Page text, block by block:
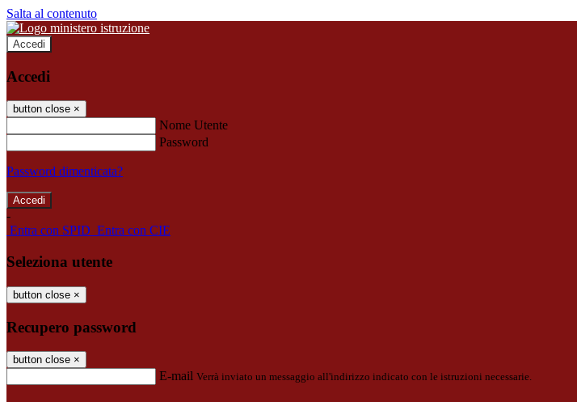
Salta al contenuto
Accedi
Accedi
button close ×
Nome Utente
Password
Password dimenticata?
-
Entra con SPID Entra con CIE
Seleziona utente
button close ×
Recupero password
button close ×
E-mail Verrà inviato un messaggio all'indirizzo indicato con le istruzioni necessarie.